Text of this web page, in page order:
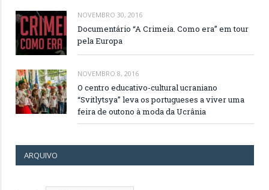
NOVEMBRO 30, 2016
Documentário “A Crimeia. Como era” em tour
pela Europa
NOVEMBRO 8, 2016
O centro educativo-cultural ucraniano
“Svitlytsya” leva os portugueses a viver uma
feira de outono à moda da Ucrânia
ARQUIVO